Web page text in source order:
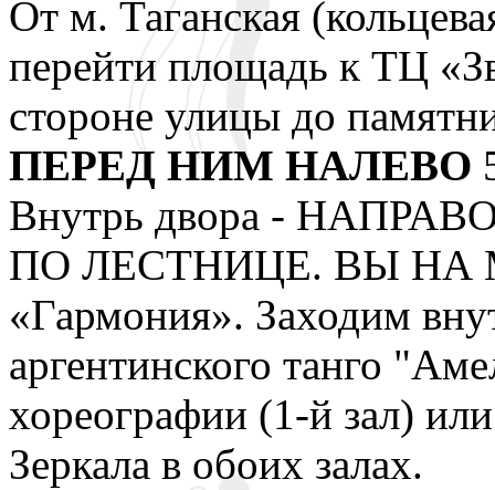
От м. Таганская
перейти площадь к ТЦ
стороне улицы до
ПЕРЕД НИМ НАЛЕВО
Внутрь двора -
ПО ЛЕСТНИЦЕ. ВЫ НА
«Гармония». Заходим
аргентинского танго
хореографии (1-й зал)
Зеркала в обоих залах.